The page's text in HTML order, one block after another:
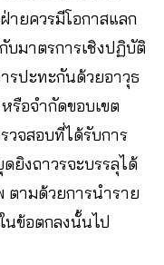
ายควรมีโอกาสแลก
บมาตรการเชิงปฏิบัติ
รปะทะกันด้วยอาวุธ
รือจำกัดขอบเขต
วจสอบที่ได้รับการ
ยิงถาวรจะบรรลุได้
ตามด้วยการนำราย
นข้อตกลงนั้นไป